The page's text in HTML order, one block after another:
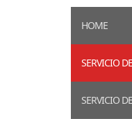
HOME
SERVICIO
SERVICIO